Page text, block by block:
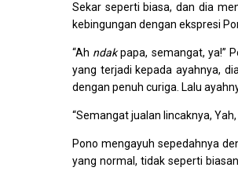
Sekar seperti biasa, dan dia
kebingungan dengan ekspresi
“Ah ndakpapa, semangat, ya!”
yang terjadi kepada ayahnya,
dengan penuh curiga. Lalu
“Semangat jualan lincaknya,
Pono mengayuh sepedahnya
yang normal, tidak seperti